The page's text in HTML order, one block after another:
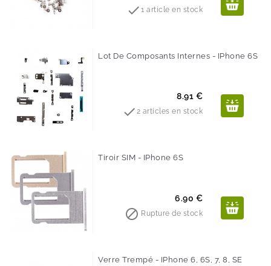
1 article en stock
Lot De Composants Internes - IPhone 6S
Prix
8.91 €
 2 articles en stock
Tiroir SIM - IPhone 6S
Prix
6.90 €
 Rupture de stock
Verre Trempé - IPhone 6, 6S, 7, 8, SE